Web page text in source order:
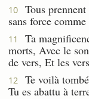
10
Tous
sans force
11
Ta
morts, Avec le
de vers, Et les
12
Te voilà
Tu es abattu à